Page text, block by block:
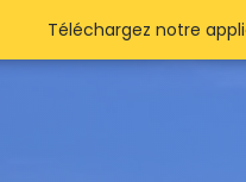
Téléchargez notre